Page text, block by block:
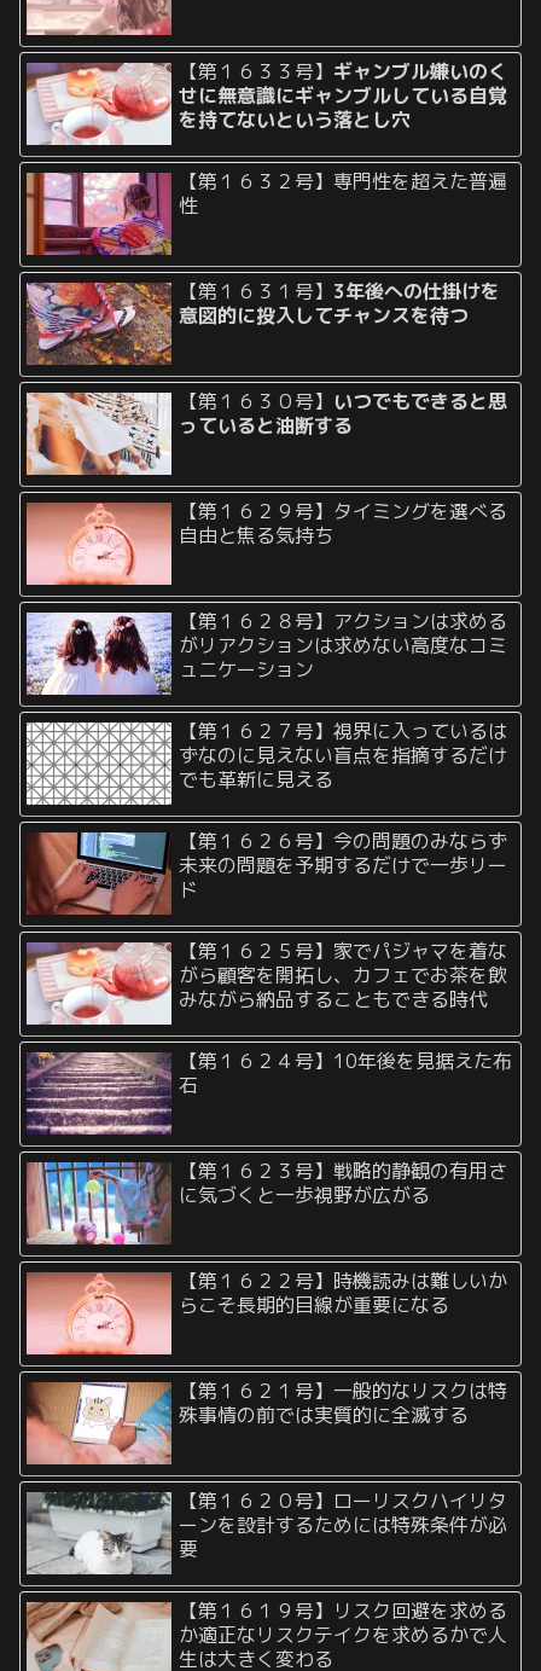
【第１６３３号】 ギャンブル嫌いのく
せに無意識にギャンブルしている自覚
を持てないという落とし穴
【第１６３２号】専門性を超えた普遍
性
【第１６３１号】 3年後への仕掛けを
意図的に投入してチャンスを待つ
【第１６３０号】 いつでもできると思
っていると油断する
【第１６２９号】タイミングを選べる
自由と焦る気持ち
【第１６２８号】アクションは求める
がリアクションは求めない高度なコミ
ュニケーション
【第１６２７号】視界に入っているは
ずなのに見えない盲点を指摘するだけ
でも革新に見える
【第１６２６号】今の問題のみならず
未来の問題を予期するだけで一歩リー
ド
【第１６２５号】家でパジャマを着な
がら顧客を開拓し、カフェでお茶を飲
みながら納品することもできる時代
【第１６２４号】10年後を見据えた布
石
【第１６２３号】戦略的静観の有用さ
に気づくと一歩視野が広がる
【第１６２２号】時機読みは難しいか
らこそ長期的目線が重要になる
【第１６２１号】一般的なリスクは特
殊事情の前では実質的に全滅する
【第１６２０号】ローリスクハイリタ
ーンを設計するためには特殊条件が必
要
【第１６１９号】リスク回避を求める
か適正なリスクテイクを求めるかで人
生は大きく変わる